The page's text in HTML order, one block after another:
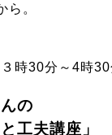
ら。
時30分～4時30
の
工夫講座」